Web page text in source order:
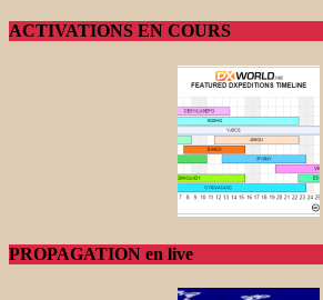
ACTIVATIONS EN COURS
PROPAGATION en live